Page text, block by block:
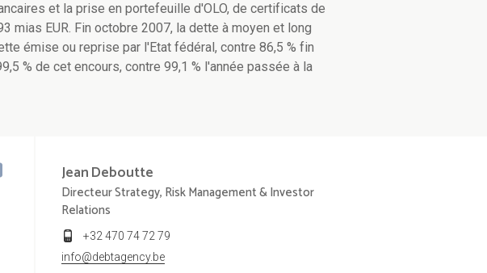
et la prise en portefeuille d'OLO, de certificats de
mias EUR. Fin octobre 2007, la dette à moyen et long
émise ou reprise par l'Etat fédéral, contre 86,5 % fin
% de cet encours, contre 99,1 % l'année passée à la
JeanDeboutte
Directeur Strategy, Risk Management & Investor
Relations
+32 470 74 72 79
info@debtagency.be